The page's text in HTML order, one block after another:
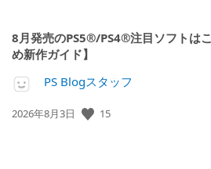
8月発売のPS5®/PS4®注目ソフトは
め新作ガイド】
PS Blogスタッフ
公
2026年8月3日 15